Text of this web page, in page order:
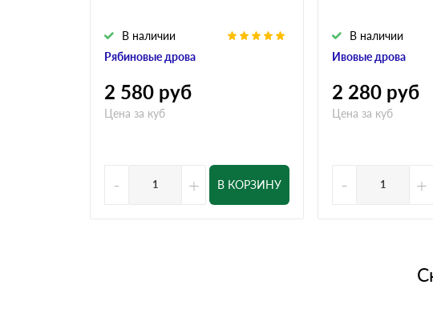
Рябиновые дрова
В наличии
2 580 руб
Цена за куб
- + В КОРЗИНУ
Ивовые дрова
В наличии
2 280 руб
Цена за куб
- +